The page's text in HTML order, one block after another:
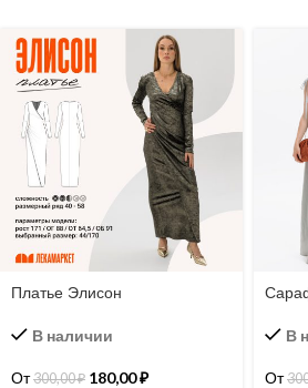
Платье Элисон
В наличии
От300,00₽ 180,00₽
В
От